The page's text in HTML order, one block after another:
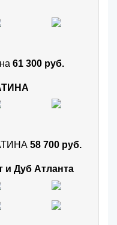
61 300 руб.
58 700 руб.
Дуб Атланта